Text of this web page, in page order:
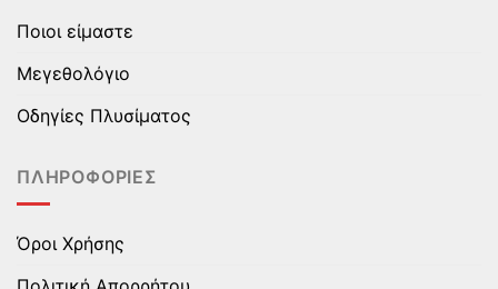
μπορούν
επιλεγούν
στη
σελίδα
προϊόντος
Ποιοι είμαστε
Μεγεθολόγιο
Οδηγίες Πλυσίματος
ΠΛΗΡΟΦΟΡΊΕΣ
Όροι Χρήσης